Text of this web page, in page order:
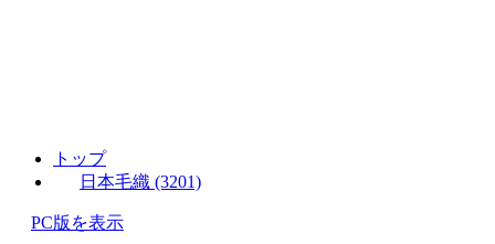
トップ
日本毛織 (3201)
PC版を表示